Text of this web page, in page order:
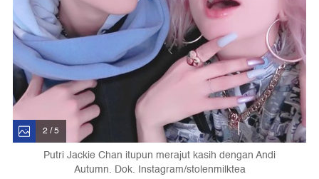
2 / 5
Putri Jackie Chan itupun merajut kasih dengan Andi
Autumn. Dok. Instagram/stolenmilktea